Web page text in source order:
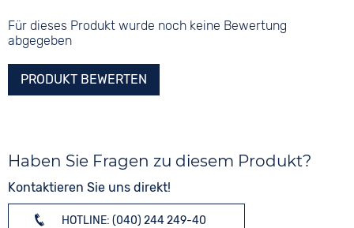
Für dieses Produkt wurde noch keine Bewertung
abgegeben
PRODUKT BEWERTEN
Haben Sie Fragen zu diesem Produkt?
Kontaktieren Sie uns direkt!
HOTLINE: (040) 244 249-40